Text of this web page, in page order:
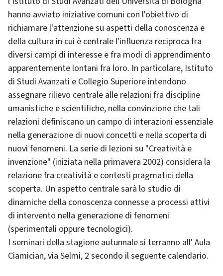
hanno avviato iniziative comuni con l'obiettivo di
richiamare l'attenzione su aspetti della conoscenza e
della cultura in cui è centrale l'influenza reciproca fra
diversi campi di interesse e fra modi di apprendimento
apparentemente lontani fra loro. In particolare, Istituto
di Studi Avanzati e Collegio Superiore intendono
assegnare rilievo centrale alle relazioni fra discipline
umanistiche e scientifiche, nella convinzione che tali
relazioni definiscano un campo di interazioni essenziale
nella generazione di nuovi concetti e nella scoperta di
nuovi fenomeni. La serie di lezioni su "Creatività e
invenzione" (iniziata nella primavera 2002) considera la
relazione fra creatività e contesti pragmatici della
scoperta. Un aspetto centrale sarà lo studio di
dinamiche della conoscenza connesse a processi attivi
di intervento nella generazione di fenomeni
(sperimentali oppure tecnologici).
I seminari della stagione autunnale si terranno all' Aula
Ciamician, via Selmi, 2 secondo il seguente calendario.